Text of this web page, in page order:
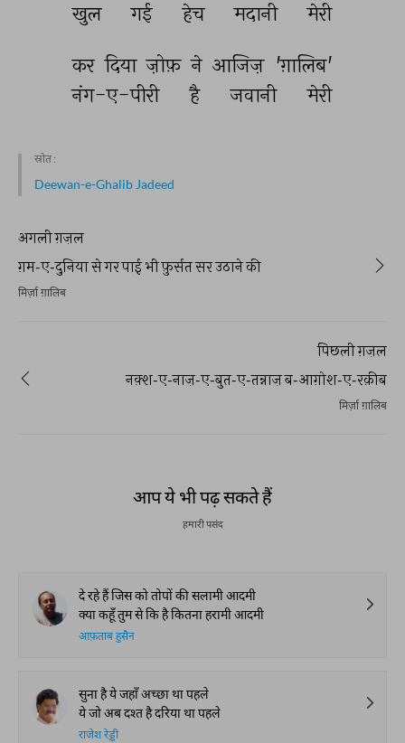
खुल
गई हेच मदानी मेरी
कर दिया ज़ोफ़ ने आजिज़ 'ग़ालिब'
नंग-ए-पीरी
है जवानी मेरी
स्रोत :
Deewan-e-Ghalib Jadeed
अगली ग़ज़ल
ग़म-ए-दुनिया से गर पाई भी फ़ुर्सत सर उठाने की
मिर्ज़ा ग़ालिब
पिछली ग़ज़ल
नक़्श-ए-नाज़-ए-बुत-ए-तन्नाज़ ब-आग़ोश-ए-रक़ीब
मिर्ज़ा ग़ालिब
आप ये भी पढ़ सकते हैं
हमारी पसंद
दे रहे हैं जिस को तोपों की सलामी आदमी
क्या कहूँ तुम से कि है कितना हरामी आदमी
आफ़ताब हुसैन
सुना है ये जहाँ अच्छा था पहले
ये जो अब दश्त है दरिया था पहले
राजेश रेड्डी